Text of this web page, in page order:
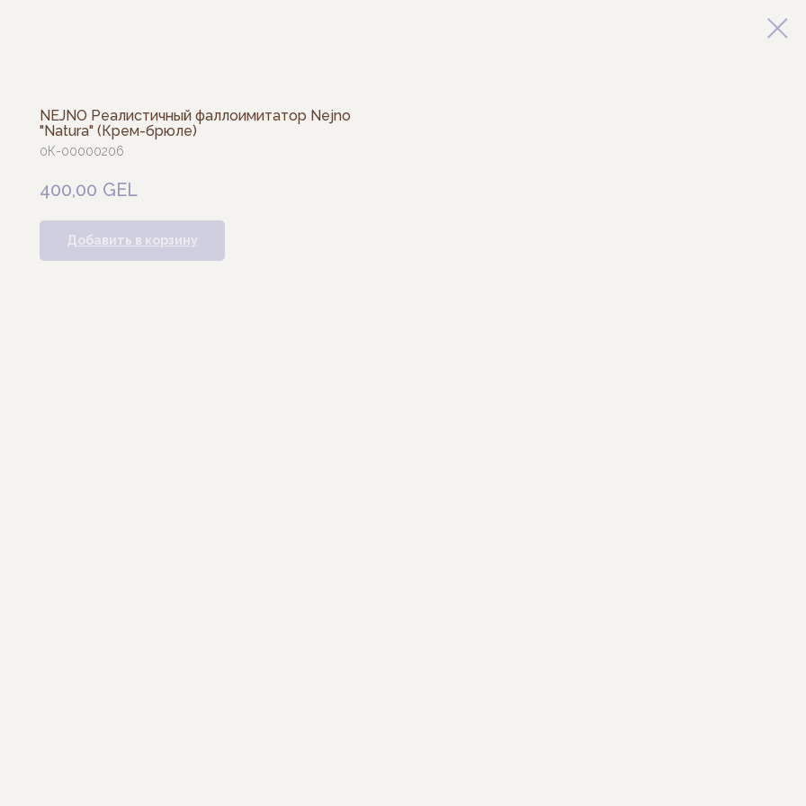
NEJNO Реалистичный фаллоимитатор Nejno
"Natura" (Крем-брюле)
0К-00000206
400,00 GEL
Добавить в корзину